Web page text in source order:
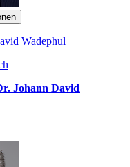
Wadephul
Johann David